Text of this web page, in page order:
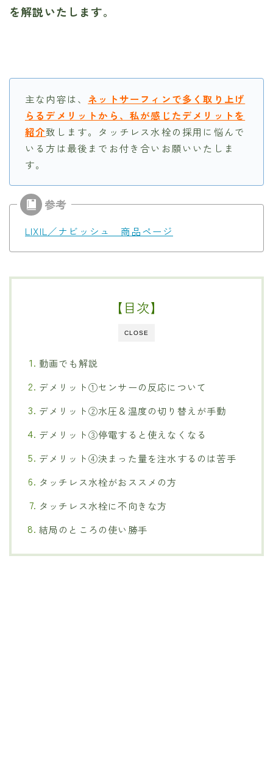
を解説いたします。
主な内容は、 ネットサーフィンで多く取り上げ
らるデメリットから、私が感じたデメリットを
紹介致します。タッチレス水栓の採用に悩んで
いる方は最後までお付き合いお願いいたしま
す。
LIXIL／ナビッシュ 商品ページ
CLOSE
【目次】
動画でも解説
デメリット①センサーの反応について
デメリット②水圧＆温度の切り替えが手動
デメリット③停電すると使えなくなる
デメリット④決まった量を注水するのは苦手
タッチレス水栓がおススメの方
タッチレス水栓に不向きな方
結局のところの使い勝手